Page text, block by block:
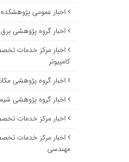
اخبار عمومی پژوهشکده
اخبار گروه پژوهشی برق
اخبار مرکز خدمات
کامپیوتر
اخبار گروه پژوهشی
اخبار گروه پژوهشی
اخبار مرکز خدمات
اخبار مرکز خدمات
مهندسی